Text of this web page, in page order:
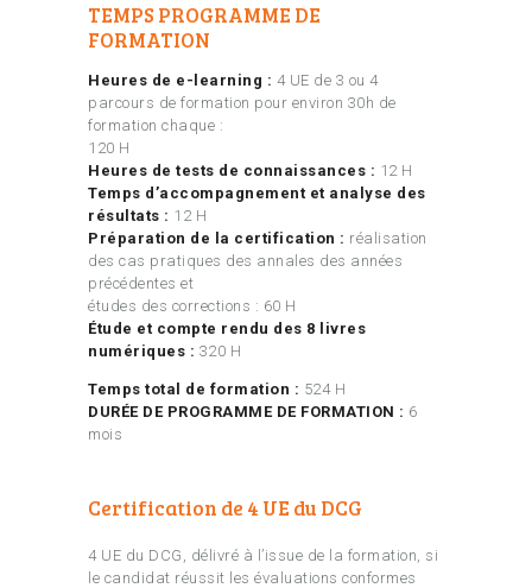
TEMPS PROGRAMME DE
FORMATION
Heures de e-learning : 4 UE de 3 ou 4
parcours de formation pour environ 30h de
formation chaque :
120 H
Heures de tests de connaissances : 12 H
Temps d’accompagnement et analyse des
résultats : 12 H
Préparation de la certification : réalisation
des cas pratiques des annales des années
précédentes et
études des corrections : 60 H
Étude et compte rendu des 8 livres
numériques : 320 H
Temps total de formation : 524 H
DURÉE DE PROGRAMME DE FORMATION : 6
mois
Certification de 4 UE du DCG
4 UE du DCG, délivré à l’issue de la formation, si
le candidat réussit les évaluations conformes